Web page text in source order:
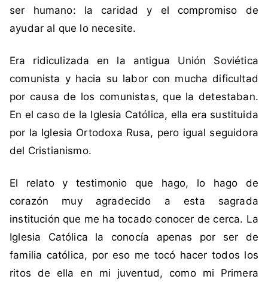
e
a
a
c
o
m
C
h
l
e
,
I
g
l
e
m
n
a
r
i
o
ser humano: la caridad y el compromiso de
ayudar al que lo necesite.
Era ridiculizada en la antigua Unión Soviética
comunista y hacia su labor con mucha dificultad
por causa de los comunistas, que la detestaban.
En el caso de la Iglesia Católica, ella era sustituida
por la Iglesia Ortodoxa Rusa, pero igual seguidora
del Cristianismo.
El relato y testimonio que hago, lo hago de
corazón muy agradecido a esta sagrada
institución que me ha tocado conocer de cerca. La
Iglesia Católica la conocía apenas por ser de
familia católica, por eso me tocó hacer todos los
ritos de ella en mi juventud, como mi Primera